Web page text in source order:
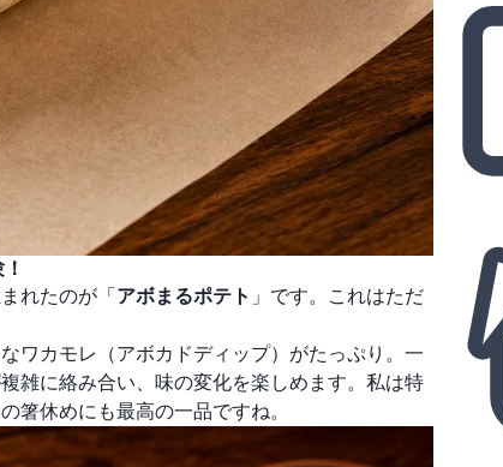
れたのが「 アボまるポテト 」です。これはただ
ワカモレ（アボカドディップ）がたっぷり。一
雑に絡み合い、味の変化を楽しめます。私は特
箸休めにも最高の一品ですね。